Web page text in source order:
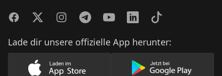
FacebookTwitterInstagramTelegramYouTubeLinkedInTikTok
Lade dir unsere offizielle App herunter: